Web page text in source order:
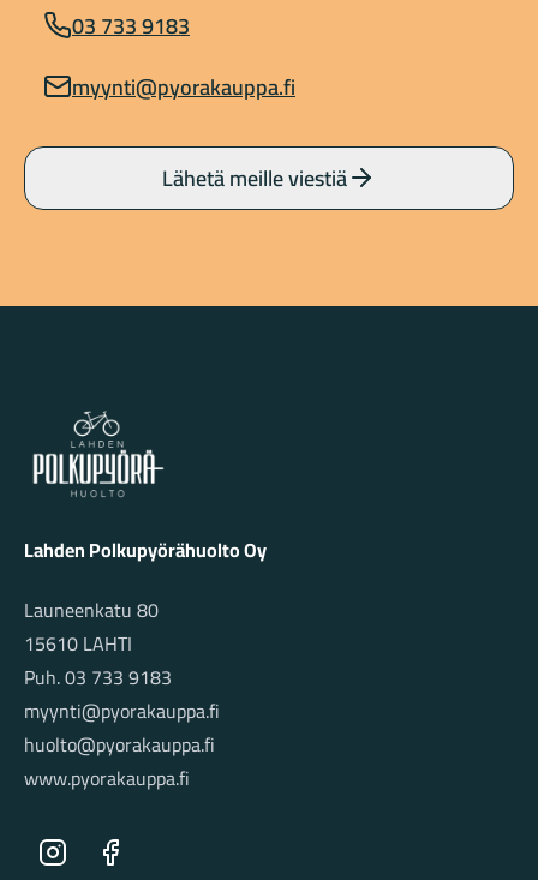
03 733 9183
myynti@pyorakauppa.fi
Lähetä meille viestiä
Lahden Polkupyörähuolto - etusivulle
Lahden Polkupyörähuolto Oy
Launeenkatu 80
15610 LAHTI
Puh. 03 733 9183
myynti@pyorakauppa.fi
huolto@pyorakauppa.fi
www.pyorakauppa.fi
Instagram Facebook